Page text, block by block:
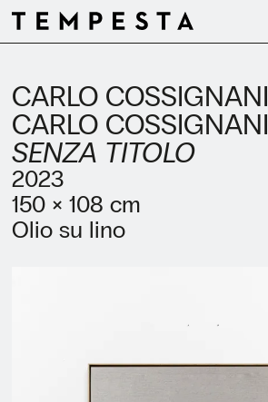
CARLO COSSIGNANI
CARLO COSSIGNANI
SENZA TITOLO
2023
150 × 108 cm
Olio su lino